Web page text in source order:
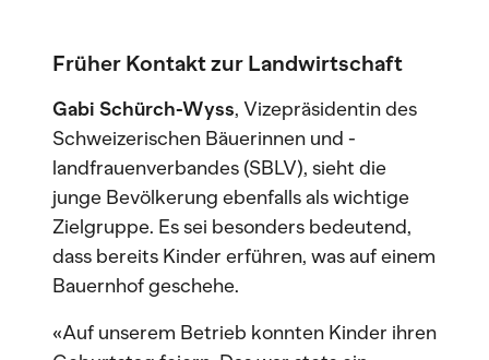
Früher Kontakt zur Landwirtschaft
Gabi Schürch-Wyss, Vizepräsidentin des
Schweizerischen Bäuerinnen und -
landfrauenverbandes (SBLV), sieht die
junge Bevölkerung ebenfalls als wichtige
Zielgruppe. Es sei besonders bedeutend,
dass bereits Kinder erführen, was auf einem
Bauernhof geschehe.
«Auf unserem Betrieb konnten Kinder ihren